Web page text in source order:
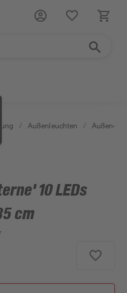
/ Außenleuchten / Außen-
10 LEDs
cm